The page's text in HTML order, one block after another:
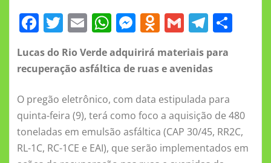
F
a
c
e
b
o
o
k
T
w
it
te
r
E
m
ai
l
W
h
at
s
A
p
p
M
e
ss
e
n
g
er
O
d
n
o
kl
a
ss
ni
G
m
ai
l
T
el
e
gr
a
m
Lucas do Rio Verde adquirirá materiais para
recuperação asfáltica de ruas e avenidas
O pregão eletrônico, com data estipulada para
quinta-feira (9), terá como foco a aquisição de 480
toneladas em emulsão asfáltica (CAP 30/45, RR2C,
RL-1C, RC-1CE e EAI), que serão implementados em